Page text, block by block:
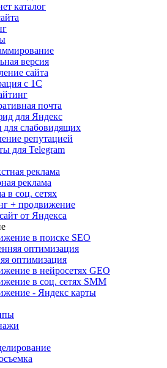
каталог
версия
сайта
с 1С
почта
для Яндекс
для слабовидящих
репутацией
для Telegram
реклама
реклама
в соц. сетях
+ продвижение
от Яндекса
в поиске SEO
оптимизация
оптимизация
в нейросетях GEO
в соц. сетях SMM
- Яндекс карты